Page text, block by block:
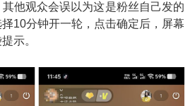
他观众会误以为这是粉丝自己发的
10分钟开一轮，点击确定后，屏幕
示。